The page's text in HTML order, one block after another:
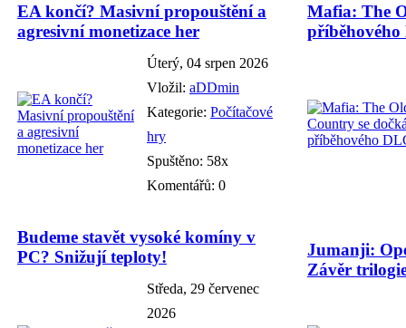
EA končí? Masivní propouštění a
agresivní monetizace her
Úterý, 04 srpen 2026
Vložil: aDDmin
Kategorie: Počítačové
hry
Spuštěno: 58x
Komentářů: 0
Mafia: The
Budeme stavět vysoké komíny v
PC? Snižují teploty!
Středa, 29 červenec
2026
Jumanji:
Závěr